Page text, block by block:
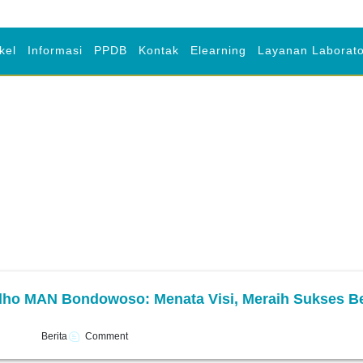
Informasi PPDB Kontak Elearning Layanan
MAN Bondowoso: Menata Visi, Meraih Sukses
Berita Comment